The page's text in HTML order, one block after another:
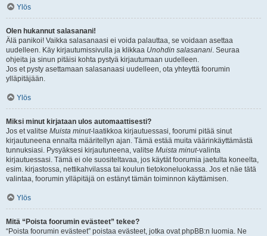
Ylös
Olen hukannut salasanani!
Älä panikoi! Vaikka salasanaasi ei voida palauttaa, se voidaan asettaa
uudelleen. Käy kirjautumissivulla ja klikkaa Unohdin salasanani. Seuraa
ohjeita ja sinun pitäisi kohta pystyä kirjautumaan uudelleen.
Jos et pysty asettamaan salasanaasi uudelleen, ota yhteyttä foorumin
ylläpitäjään.
Ylös
Miksi minut kirjataan ulos automaattisesti?
Jos et valitse Muista minut-laatikkoa kirjautuessasi, foorumi pitää sinut
kirjautuneena ennalta määritellyn ajan. Tämä estää muita väärinkäyttämästä
tunnuksiasi. Pysyäksesi kirjautuneena, valitse Muista minut-valinta
kirjautuessasi. Tämä ei ole suositeltavaa, jos käytät foorumia jaetulta koneelta,
esim. kirjastossa, nettikahvilassa tai koulun tietokoneluokassa. Jos et näe tätä
valintaa, foorumin ylläpitäjä on estänyt tämän toiminnon käyttämisen.
Ylös
Mitä “Poista foorumin evästeet” tekee?
“Poista foorumin evästeet” poistaa evästeet, jotka ovat phpBB:n luomia. Ne